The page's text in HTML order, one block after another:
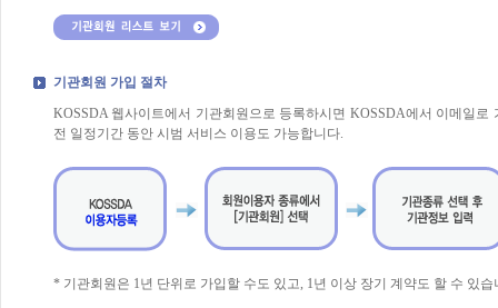
기관회원 가입 절차
KOSSDA 웹사이트에서 기관회원으로 등록하시면 KOSSDA에서 이메일로
전 일정기간 동안 시범 서비스 이용도 가능합니다.
* 기관회원은 1년 단위로 가입할 수도 있고, 1년 이상 장기 계약도 할 수 있습